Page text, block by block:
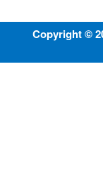
Copyright ©